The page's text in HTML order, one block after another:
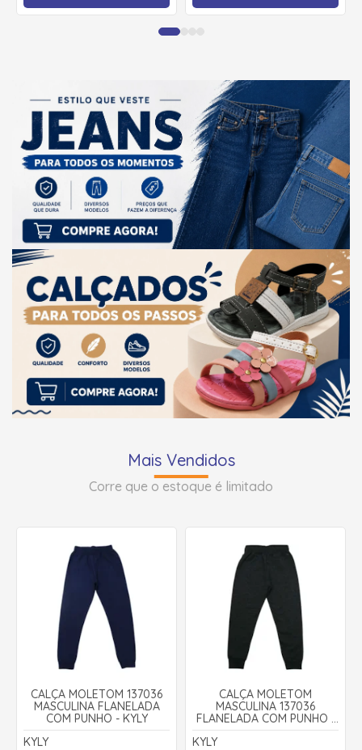
Mais Vendidos
Corre que o estoque é limitado
CALÇA MOLETOM 137036
MASCULINA FLANELADA
COM PUNHO - KYLY
KYLY
CALÇA MOLETOM
MASCULINA 137036
FLANELADA COM PUNHO -
KYLY
KYLY